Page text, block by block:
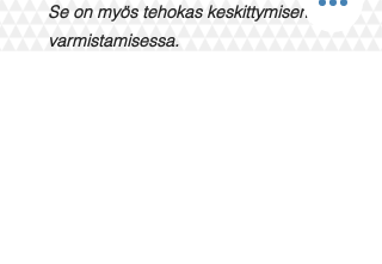
Se on myös tehokas keskittymisen
varmistamisessa.